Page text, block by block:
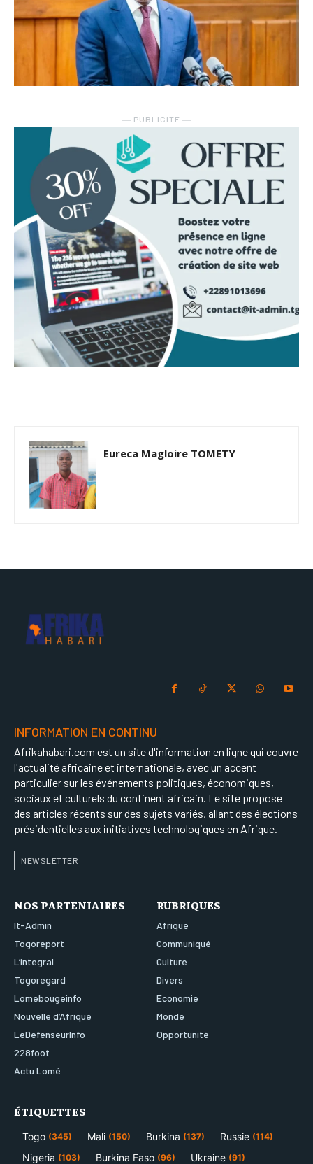
― PUBLICITE ―
Eureca Magloire TOMETY
INFORMATION EN CONTINU
Afrikahabari.com est un site d'information en ligne qui couvre
l'actualité africaine et internationale, avec un accent
particulier sur les événements politiques, économiques,
sociaux et culturels du continent africain. Le site propose
des articles récents sur des sujets variés, allant des élections
présidentielles aux initiatives technologiques en Afrique.
NEWSLETTER
NOS PARTENIAIRES
It-Admin
Togoreport
L’integral
Togoregard
Lomebougeinfo
Nouvelle d’Afrique
LeDefenseurInfo
228foot
Actu Lomé
RUBRIQUES
Afrique
Communiqué
Culture
Divers
Economie
Monde
Opportunité
ÉTIQUETTES
Togo (345) Mali (150) Burkina (137) Russie (114)
Nigeria (103) Burkina Faso (96) Ukraine (91)